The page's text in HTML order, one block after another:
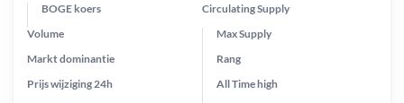
BOGE koers Circulating Supply
Prijs wijziging 24h
Max Supply
Markt dominantie
Volume
Rang
All Timehigh